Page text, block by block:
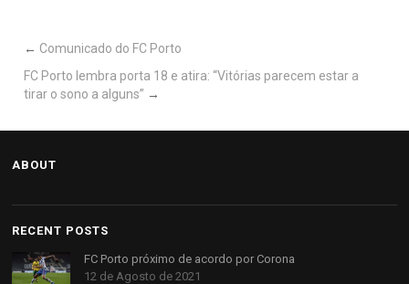
← Comunicado do FC Porto
FC Porto lembra porta 18 e atira: “Vitórias parecem estar a
tirar o sono a alguns” →
ABOUT
RECENT POSTS
FC Porto próximo de acordo por Corona
12 de Agosto de 2021